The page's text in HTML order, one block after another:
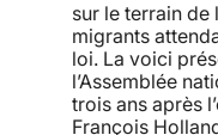
sur le terrain
migrants
loi. La voici
l’Assemblée
trois ans après
François